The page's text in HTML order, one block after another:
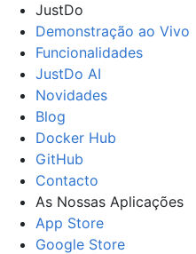
JustDo
Demonstração ao Vivo
Funcionalidades
JustDo AI
Novidades
Blog
Docker Hub
GitHub
Contacto
As Nossas Aplicações
App Store
Google Store